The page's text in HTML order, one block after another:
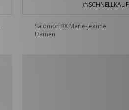
SCHNELLKAUF
Salomon RX Marie-Jeanne
Damen